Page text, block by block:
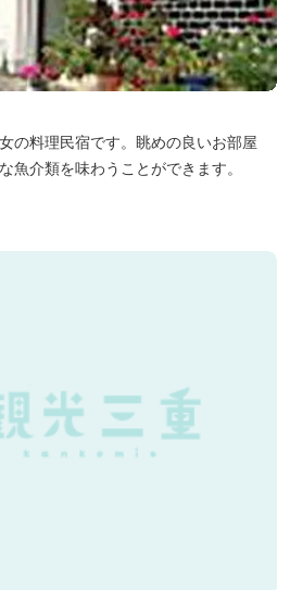
の料理民宿です。眺めの良いお部屋
魚介類を味わうことができます。